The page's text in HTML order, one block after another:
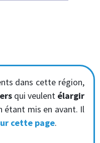
dans cette région,
qui veulent élargir
étant mis en avant. Il
cette page.